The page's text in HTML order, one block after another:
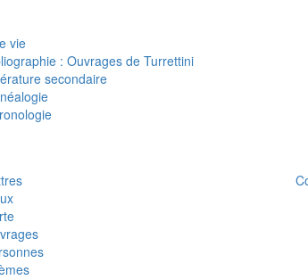
vie
: Ouvrages de Turrettini
secondaire